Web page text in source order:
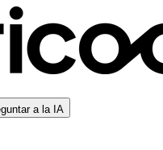
a la IA